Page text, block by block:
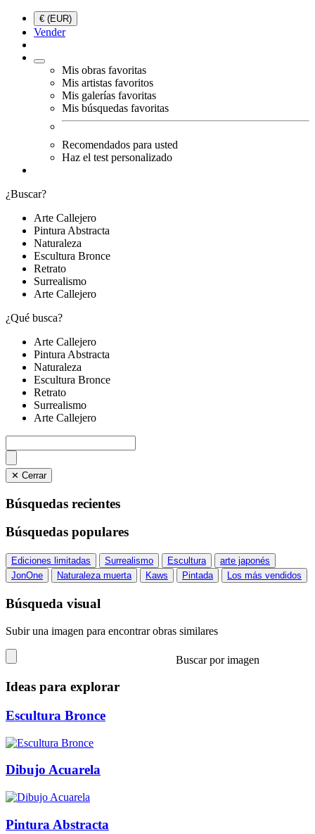
€ (EUR)
Vender
Mis obras favoritas
Mis artistas favoritos
Mis galerías favoritas
Mis búsquedas favoritas
Recomendados para usted
Haz el test personalizado
¿Buscar?
Arte Callejero
Pintura Abstracta
Naturaleza
Escultura Bronce
Retrato
Surrealismo
Arte Callejero
¿Qué busca?
Arte Callejero
Pintura Abstracta
Naturaleza
Escultura Bronce
Retrato
Surrealismo
Arte Callejero
✕ Cerrar
Búsquedas recientes
Búsquedas populares
Ediciones limitadas Surrealismo Escultura
arte japonés
JonOne
Naturaleza muerta Kaws Pintada Los más vendidos
Búsqueda visual
Subir una imagen para encontrar obras similares
Buscar por imagen
Ideas para explorar
Escultura Bronce
Dibujo Acuarela
Pintura Abstracta